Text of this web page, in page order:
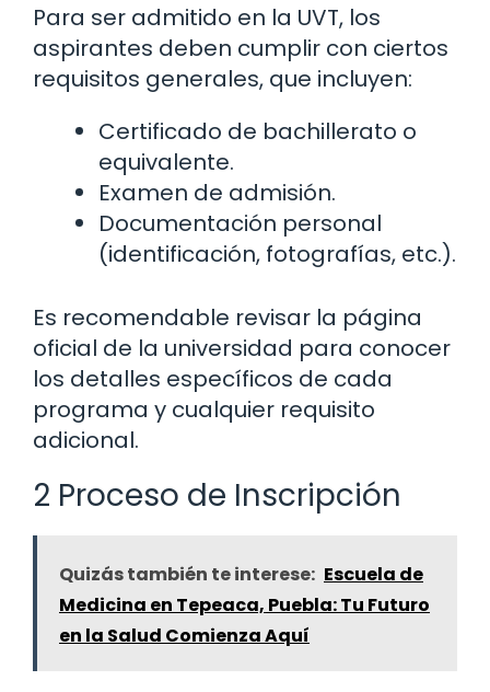
Para ser admitido en la UVT, los
aspirantes deben cumplir con ciertos
requisitos generales, que incluyen:
Certificado de bachillerato o
equivalente.
Examen de admisión.
Documentación personal
(identificación, fotografías, etc.).
Es recomendable revisar la página
oficial de la universidad para conocer
los detalles específicos de cada
programa y cualquier requisito
adicional.
2 Proceso de Inscripción
Quizás también te interese: Escuela de
Medicina en Tepeaca, Puebla: Tu Futuro
en la Salud Comienza Aquí